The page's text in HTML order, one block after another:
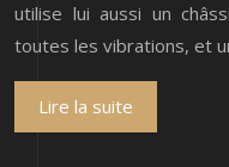
utilise lui aussi un
toutes les vibrations, et
Lire la suite